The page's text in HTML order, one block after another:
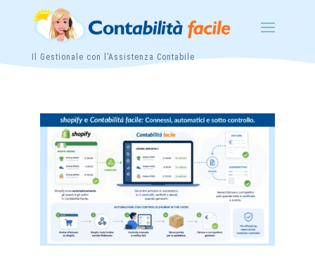
Il Gestionale con l’Assistenza Contabile